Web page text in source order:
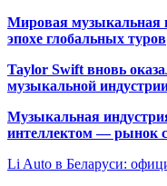
Мировая музыкальная
эпохе глобальных туров
Taylor Swift вновь
музыкальной
Музыкальная
интеллектом — рынок
Li Auto в Беларуси: